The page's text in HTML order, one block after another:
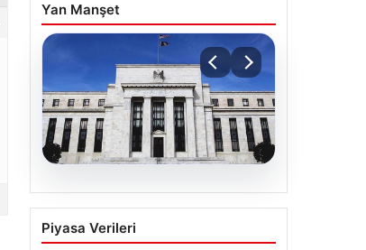
Yan Manşet
04.08.2026
Fed faizi sabit tuttu
Piyasa Verileri